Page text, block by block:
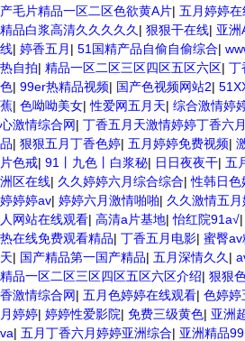
产毛片精品一区二区色欲黄A片| 五月婷婷
精品白浆高清久久久久久 | 狠狠干在线| 亚洲
线| 婷香五月 | 51国精产品自偷自偷综合|
热自拍| 精品一区二区三区四区五区六区| 丁
色| 99er热精品视频| 国产色视频网站2|
蕉| 色呦呦美女|性爱网五月天| 综合激情婷
心激情综合网| 丁香五月天激情婷婷丁香六月
品| 狠狠五月丁香色婷| 五月婷婷免费视频|
片色戒| 91丨九色丨白浆秘| 日日夜夜干| 五
洲区在线| 久久婷婷六月综合综合|性韩日色
婷婷婷av| 婷婷六月激情啪啪| 久久激情五
人网站在线观看| 高清a片基地|怡红院91a√|
热在线免费观看精品| 丁香五月电影| 蜜臀
天| 国产精品第一国产精品| 五月深情久久 |
精品一区二区三区四区五区六区介绍| 狠狠
香激情综合网| 五月色婷婷在线观看| 色婷婷
月婷婷| 婷婷性爱影院| 免费三级黄色| 亚洲
va| 五月丁香六月婷婷亚洲综合| 亚洲精品99